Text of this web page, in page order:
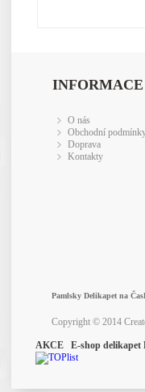
INFORMACE
O nás
Obchodní
Doprava
Kontakty
Pamlsky Delikapet na
Copyright © 2014
AKCE E-shop delikapet